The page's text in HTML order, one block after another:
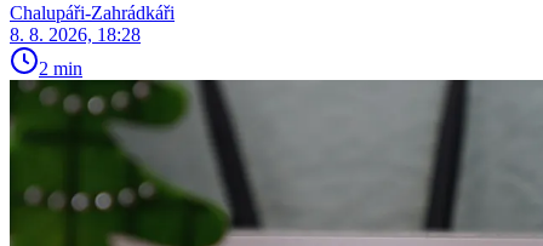
Chalupáři-Zahrádkáři
8. 8. 2026, 18:28
2 min